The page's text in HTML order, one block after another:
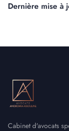
Dernière mise à
Cabinet d'avocats